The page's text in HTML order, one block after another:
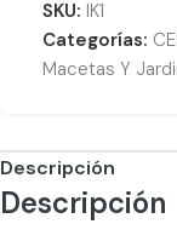
SKU: IK1
Categorías:
Macetas Y
Descripción
Descripción